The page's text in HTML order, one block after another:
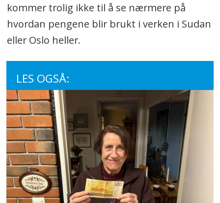
kommer trolig ikke til å se nærmere på
hvordan pengene blir brukt i verken i Sudan
eller Oslo heller.
LES OGSÅ: